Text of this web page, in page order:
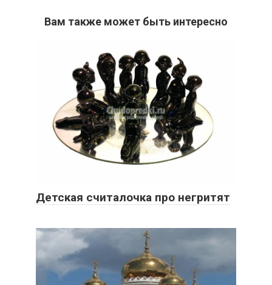
Вам также может быть интересно
Детская считалочка про негритят